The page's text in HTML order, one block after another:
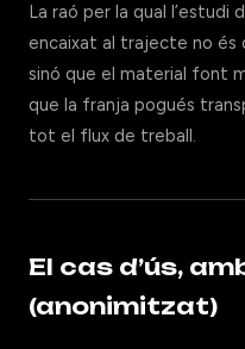
La raó per la qual l’estudi
encaixat al trajecte no és
sinó que el material font
que la franja pogués
tot el flux de treball.
El cas d’ús,
(anonimitzat)